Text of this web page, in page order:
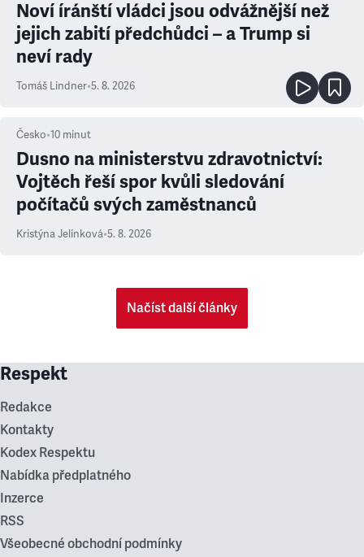
Noví íránští vládci jsou odvážnější než
jejich zabití předchůdci – a Trump si
neví rady
Tomáš Lindner•5. 8. 2026
Česko•10 minut
Dusno na ministerstvu zdravotnictví:
Vojtěch řeší spor kvůli sledování
počítačů svých zaměstnanců
Kristýna Jelínková•5. 8. 2026
Načíst další články
Respekt
Redakce
Kontakty
Kodex Respektu
Nabídka předplatného
Inzerce
RSS
Všeobecné obchodní podmínky